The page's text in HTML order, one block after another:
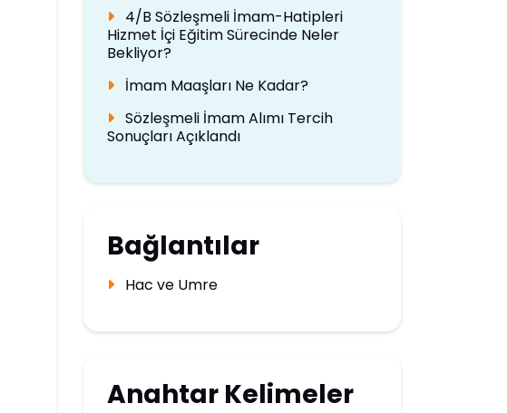
4/B Sözleşmeli İmam-Hatipleri
Hizmet İçi Eğitim Sürecinde Neler
Bekliyor?
İmam Maaşları Ne Kadar?
Sözleşmeli İmam Alımı Tercih
Sonuçları Açıklandı
Bağlantılar
Hac ve Umre
Anahtar Kelimeler